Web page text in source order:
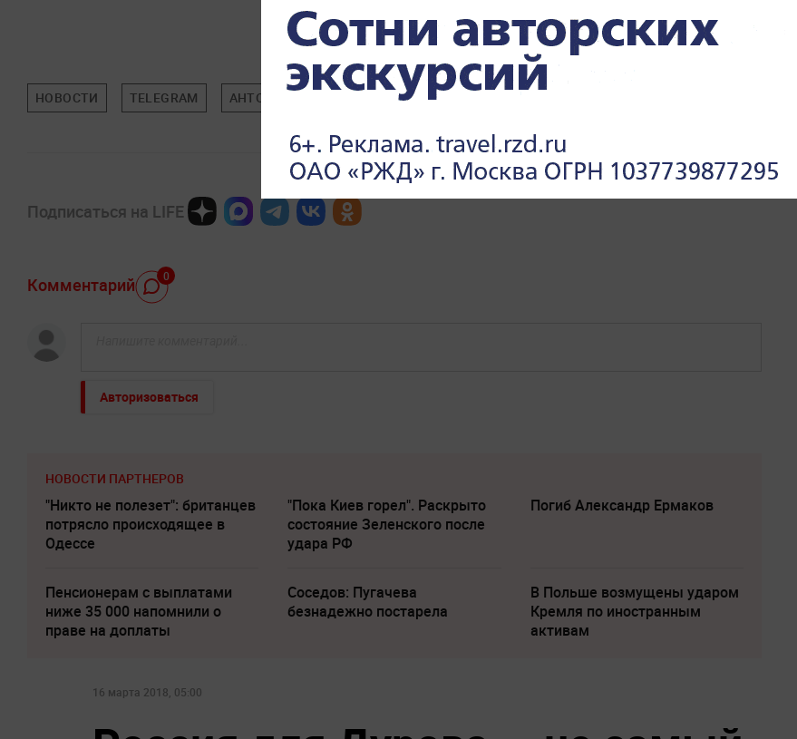
НОВОСТИ TELEGRAM АНТОН РОЗЕНБЕРГ НАУКА И ТЕХНОЛОГИИ
Подписаться на LIFE
Комментарий 0
Авторизоваться
НОВОСТИ ПАРТНЕРОВ
"Никто не полезет": британцев
потрясло происходящее в
Одессе
"Пока Киев горел". Раскрыто
состояние Зеленского после
удара РФ
Погиб Александр Ермаков
Пенсионерам с выплатами
ниже 35 000 напомнили о
праве на доплаты
Соседов: Пугачева
безнадежно постарела
В Польше возмущены ударом
Кремля по иностранным
активам
16 марта 2018, 05:00